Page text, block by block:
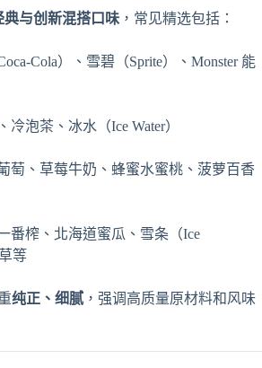
典与创新混搭口味 ，常见精选包括：
）、雪碧（Sprite）、Monster 能
冷泡茶、冰水（Ice Water）
萄、草莓牛奶、蜂蜜水蜜桃、菠萝百香
番榨、北海道蜜瓜、雪条（Ice
等
纯正、细腻 ，强调高质量原材料和风味